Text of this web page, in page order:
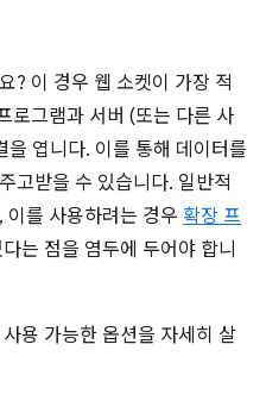
? 이 경우 웹 소켓이 가장 적
로그램과 서버 (또는 다른 사
엽니다. 이를 통해 데이터를
고받을 수 있습니다. 일반적
를 사용하려는 경우 확장 프
는 점을 염두에 두어야 합니
용 가능한 옵션을 자세히 살